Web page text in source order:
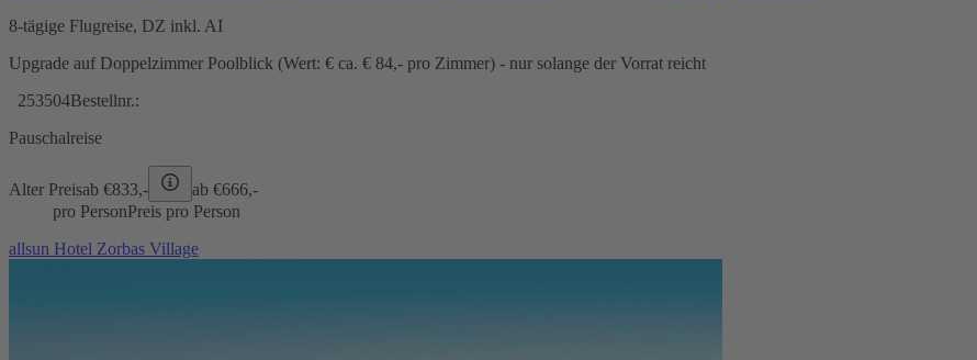
8-tägige Flugreise, DZ inkl. AI
Upgrade auf Doppelzimmer Poolblick (Wert: € ca. € 84,- pro Zimmer) - nur solange der Vorrat reicht
253504Bestellnr.:
Pauschalreise
Alter Preisab €833,- ab €666,-
pro PersonPreis pro Person
allsun Hotel Zorbas Village